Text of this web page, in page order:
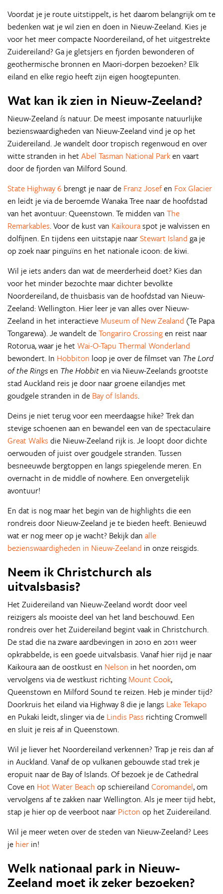
Voordat je je route uitstippelt, is het daarom belangrijk om te
bedenken wat je wil zien en doen in Nieuw-Zeeland. Kies je
voor het meer compacte Noordereiland, of het uitgestrekte
Zuidereiland? Ga je gletsjers en fjorden bewonderen of
geothermische bronnen en Maori-dorpen bezoeken? Elk
eiland en elke regio heeft zijn eigen hoogtepunten.
Wat kan ik zien in Nieuw-Zeeland?
Nieuw-Zeeland ís natuur. De meest imposante natuurlijke
bezienswaardigheden van Nieuw-Zeeland vind je op het
Zuidereiland. Je wandelt door tropisch regenwoud en over
witte stranden in het Abel Tasman National Parken vaart
door de fjorden van Milford Sound.
State Highway 6 brengt je naar de Franz Josefen Fox Glacier
en leidt je via de beroemde Wanaka Tree naar de hoofdstad
van het avontuur: Queenstown. Te midden van The
Remarkables. Voor de kust van Kaikouraspot je walvissen en
dolfijnen. En tijdens een uitstapje naarStewart Island ga je
op zoek naar pinguïns en het nationale icoon: de kiwi.
Wil je iets anders dan wat de meerderheid doet? Kies dan
voor het minder bezochte maar dichter bevolkte
Noordereiland, de thuisbasis van de hoofdstad van Nieuw-
Zeeland: Wellington. Hier leer je van alles over Nieuw-
Zeeland in het interactieve Museum of New Zealand (Te Papa
Tongarewa). Je wandelt deTongariro Crossingen reist naar
Rotorua, waar je het Wai-O-Tapu Thermal Wonderland
bewondert. In Hobbiton loop je over de filmset van The Lord
of the Ringsen The Hobbiten via Nieuw-Zeelands grootste
stad Auckland reis je door naar groene eilandjes met
goudgele stranden in de Bay of Islands.
Deins je niet terug voor een meerdaagse hike? Trek dan
stevige schoenen aan en bewandel een van de spectaculaire
Great Walks die Nieuw-Zeeland rijk is. Je loopt door dichte
oerwouden of juist over goudgele stranden. Tussen
besneeuwde bergtoppen en langs spiegelende meren. En
overnacht in de middle of nowhere. Een onvergetelijk
avontuur!
En dat is nog maar het begin van de highlights die een
rondreis door Nieuw-Zeeland je te bieden heeft. Benieuwd
wat er nog meer op je wacht? Bekijk dan alle
bezienswaardigheden in Nieuw-Zeeland in onze reisgids.
Neem ik Christchurch als
uitvalsbasis?
Het Zuidereiland van Nieuw-Zeeland wordt door veel
reizigers als mooiste deel van het land beschouwd. Een
rondreis over het Zuidereiland begint vaak in Christchurch.
De stad die na zware aardbevingen in 2010 en 2011 weer
opkrabbelde, is een goede uitvalsbasis. Vanaf hier rijd je naar
Kaikoura aan de oostkust en Nelson in het noorden, om
vervolgens via de westkust richting Mount Cook,
Queenstown en Milford Sound te reizen. Heb je minder tijd?
Doorkruis het eiland via Highway 8 die je langs Lake Tekapo
en Pukaki leidt, slinger via de Lindis Pass richting Cromwell
en sluit je reis af in Queenstown.
Wil je liever het Noordereiland verkennen? Trap je reis dan af
in Auckland. Vanaf de op vulkanen gebouwde stad trek je
eropuit naar de Bay of Islands. Of bezoek je de Cathedral
Cove en Hot Water Beach op schiereiland Coromandel, om
vervolgens af te zakken naar Wellington. Als je meer tijd hebt,
stap je hier op de veerboot naar Picton op het Zuidereiland.
Wil je meer weten over de steden van Nieuw-Zeeland? Lees
je hier in!
Welk nationaal park in Nieuw-
Zeeland moet ik zeker bezoeken?